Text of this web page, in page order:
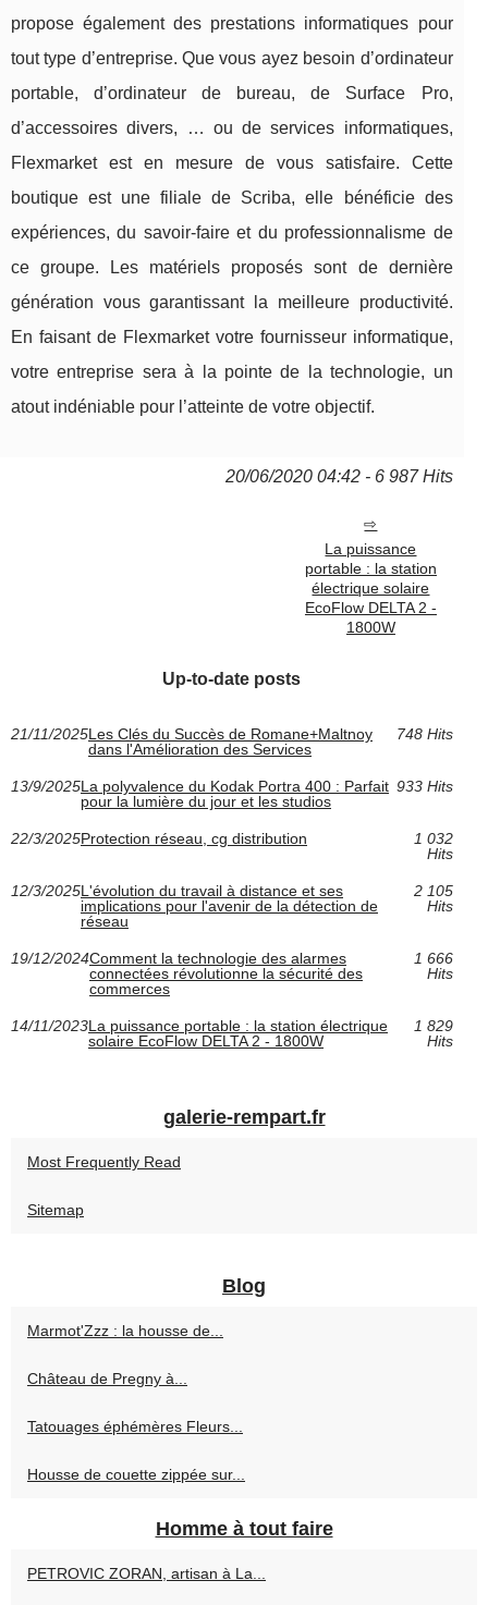
propose également des prestations informatiques pour
tout type d’entreprise. Que vous ayez besoin d’ordinateur
portable, d’ordinateur de bureau, de Surface Pro,
d’accessoires divers, … ou de services informatiques,
Flexmarket est en mesure de vous satisfaire. Cette
boutique est une filiale de Scriba, elle bénéficie des
expériences, du savoir-faire et du professionnalisme de
ce groupe. Les matériels proposés sont de dernière
génération vous garantissant la meilleure productivité.
En faisant de Flexmarket votre fournisseur informatique,
votre entreprise sera à la pointe de la technologie, un
atout indéniable pour l’atteinte de votre objectif.
20/06/2020 04:42 - 6 987 Hits
La puissance
portable : la station
électrique solaire
EcoFlow DELTA 2 -
1800W
Up-to-date posts
21/11/2025Les Clés du Succès de Romane+Maltnoy
dans l'Amélioration des Services
748 Hits
13/9/2025La polyvalence du Kodak Portra 400 : Parfait
pour la lumière du jour et les studios
933 Hits
22/3/2025Protection réseau, cg distribution
1 032
Hits
12/3/2025L'évolution du travail à distance et ses
implications pour l'avenir de la détection de
réseau
2 105
Hits
19/12/2024Comment la technologie des alarmes
connectées révolutionne la sécurité des
commerces
1 666
Hits
14/11/2023La puissance portable : la station électrique
solaire EcoFlow DELTA 2 - 1800W
1 829
Hits
galerie-rempart.fr
Most Frequently Read
Sitemap
Blog
Marmot'Zzz : la housse de...
Château de Pregny à...
Tatouages éphémères Fleurs...
Housse de couette zippée sur...
Homme à tout faire
PETROVIC ZORAN, artisan à La...